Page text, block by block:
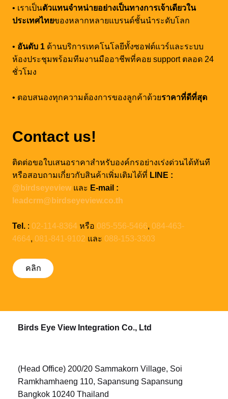
• เราเป็นตัวแทนจำหน่ายอย่างเป็นทางการเจ้าเดียวใน
ประเทศไทยของหลากหลายแบรนด์ชั้นนำระดับโลก
• อันดับ 1 ด้านบริการเทคโนโลยีทั้งซอฟต์แวร์และระบบ
ห้องประชุมพร้อมทีมงานมืออาชีพที่คอย support ตลอด 24
ชั่วโมง
• ตอบสนองทุกความต้องการของลูกค้าด้วยราคาที่ดีที่สุด
Contact us!
ติดต่อขอใบเสนอราคาสำหรับองค์กรอย่างเร่งด่วนได้ทันที
หรือสอบถามเกี่ยวกับสินค้าเพิ่มเติมได้ที่ LINE :
@birdseyeview และ E-mail :
leadcrm@birdseyeview.co.th
Tel. : 02-114-8364 หรือ 085-556-5466, 084-463-
4664, 081-841-9102 และ 088-153-3303
คลิก
Birds Eye View Integration Co., Ltd
(Head Office) 200/20 Sammakorn Village, Soi
Ramkhamhaeng 110, Sapansung Sapansung
Bangkok 10240 Thailand